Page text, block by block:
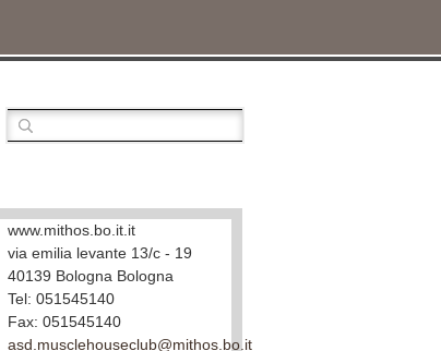
www.mithos.bo.it.it
via emilia levante 13/c - 19
40139 Bologna Bologna
Tel: 051545140
Fax: 051545140
asd.musclehouseclub@mithos.bo.it